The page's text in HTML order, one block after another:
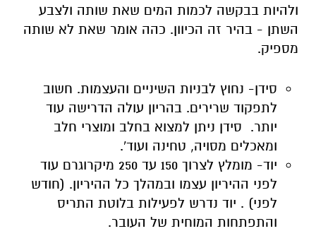
ולהיות בבקשה לכמות המים שאת שותה ולצבע
השתן - בהיר זה הכיוון. כהה אומר שאת לא שותה
מספיק.
סידן- נחוץ לבניות השיניים והעצמות. חשוב
לתפקוד שרירים. בהריון עולה הדרישה עוד
יותר. סידן ניתן למצוא בחלב ומוצרי חלב
ומאכלים מסויה, טחינה ועוד'.
יוד- מומלץ לצרוך 150 עד 250 מיקרוגרם עוד
לפני ההיריון עצמו ובמהלך כל ההיריון. (חודש
לפני) . יוד נדרש לפעילות בלוטת התריס
והתפתחות המוחית של העובר.